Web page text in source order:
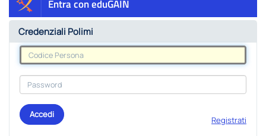
Entra con eduGAIN
Credenziali Polimi
Accedi
Registrati